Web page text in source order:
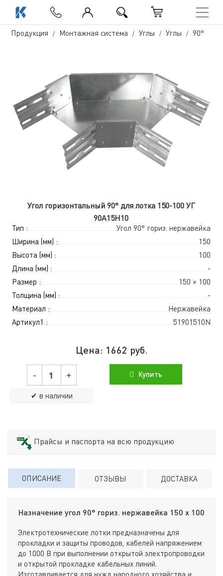
Продукция Монтажная система Углы Углы 90°
Угол горизонтальный 90° для лотка 150-100 УГ
90А15Н10
Тип :
Угол 90° гориз. нержавейка
Ширина (мм) :
150
Высота (мм) :
100
Длина (мм) :
-
Размер :
150 × 100
Толщина (мм) :
-
Материал :
Нержавейка
Артикул1 :
51901510N
Цена: 1662 руб.
- +
✔ в наличии
Купить
Прайсы и паспорта на всю продукцию
ОПИСАНИЕ ОТЗЫВЫ ДОСТАВКА
Назначение угол 90° гориз. нержавейка 150 х 100
Электротехнические лотки предназначены для
прокладки и защиты проводов, кабелей напряжением
до 1000 В при выполнении открытой электропроводки
и открытой прокладке кабельных линий.
Изготавливается для нужд народного хозяйства и